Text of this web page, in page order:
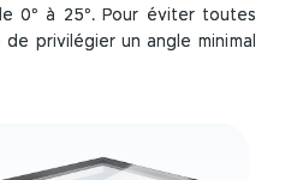
0° à 25°. Pour éviter toutes
privilégier un angle minimal